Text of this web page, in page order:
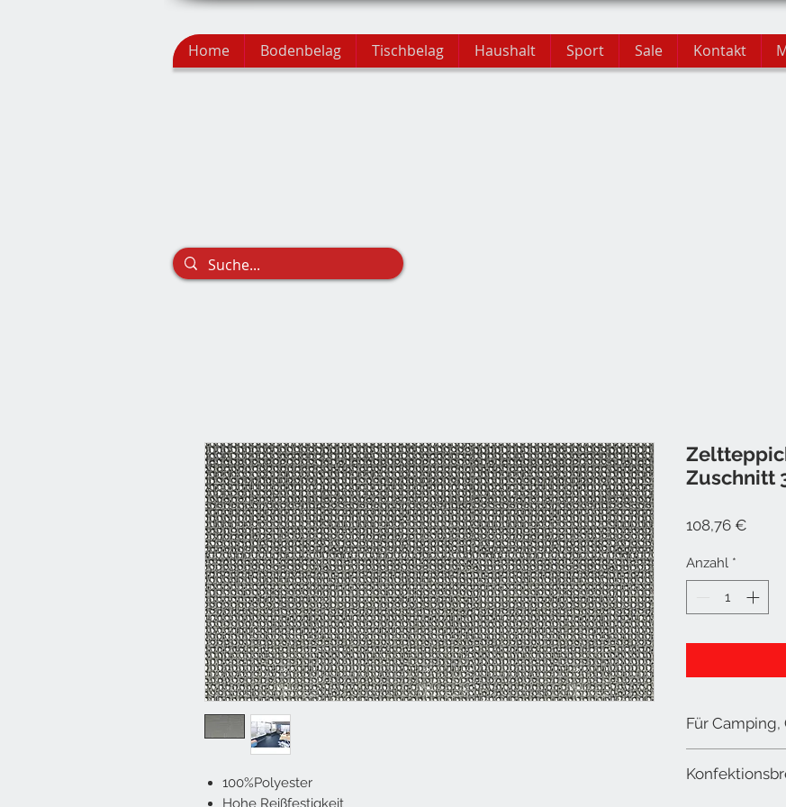
Home Bodenbelag Tischbelag Haushalt Sport Sale Kontakt
100%Polyester
Hohe Reißfestigkeit
Zuschnitt
108,76 €
Anzahl *
Für Camping,